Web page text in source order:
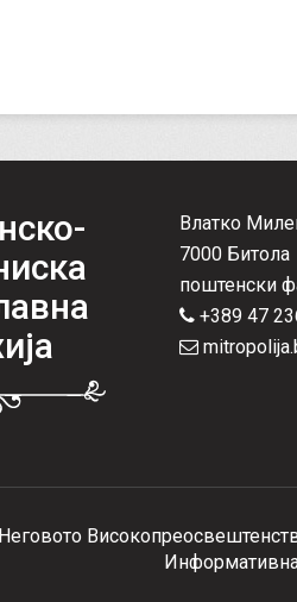
Влатко
7000 Битола
поштенски
+389 47
Информативна